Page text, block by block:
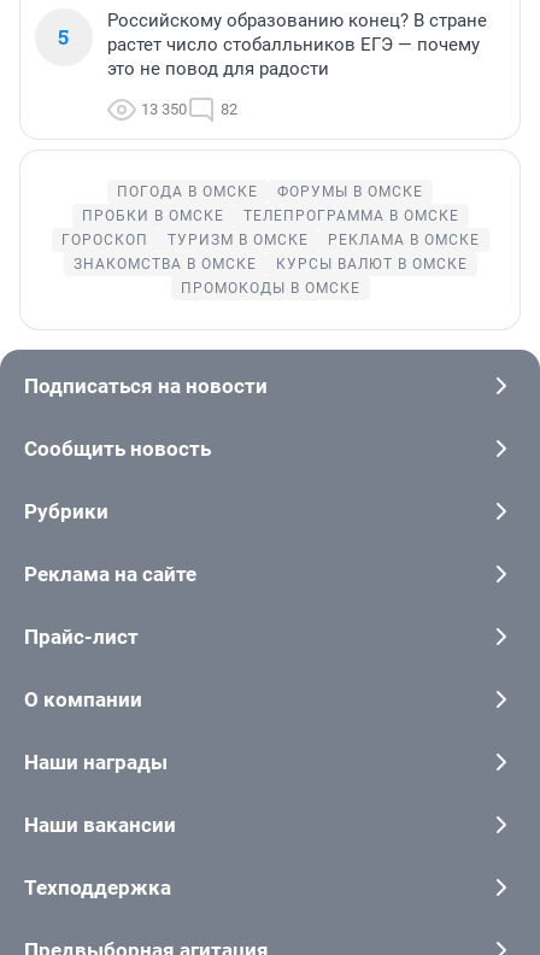
5
Российскому образованию конец? В стране
растет число стобалльников ЕГЭ — почему
это не повод для радости
13 350 82
ПОГОДА В ОМСКЕ
ФОРУМЫ В ОМСКЕ
ПРОБКИ В ОМСКЕ
ТЕЛЕПРОГРАММА В ОМСКЕ
ГОРОСКОП
ТУРИЗМ В ОМСКЕ
РЕКЛАМА В ОМСКЕ
ЗНАКОМСТВА В ОМСКЕ
КУРСЫ ВАЛЮТ В ОМСКЕ
ПРОМОКОДЫ В ОМСКЕ
Подписаться на новости
Сообщить новость
Рубрики
Реклама на сайте
Прайс-лист
О компании
Наши награды
Наши вакансии
Техподдержка